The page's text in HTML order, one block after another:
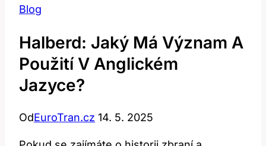
Blog
Halberd: Jaký Má Význam A
Použití V Anglickém
Jazyce?
OdEuroTran.cz 14. 5. 2025